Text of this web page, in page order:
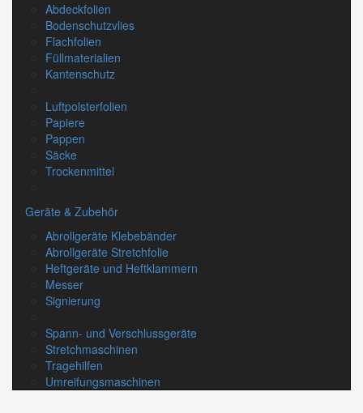
Abdeckfolien
Bodenschutzvlies
Flachfolien
Füllmaterialien
Kantenschutz
Luftpolsterfolien
Papiere
Pappen
Säcke
Trockenmittel
Geräte & Zubehör
Abrollgeräte Klebebänder
Abrollgeräte Stretchfolie
Heftgeräte und Heftklammern
Messer
Signierung
Spann- und Verschlussgeräte
Stretchmaschinen
Tragehilfen
Umreifungsmaschinen